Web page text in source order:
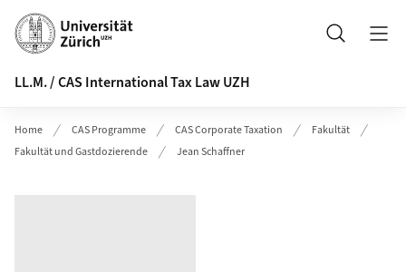
Header
Suche
LL.M. / CAS International Tax Law UZH
Home CAS Programme CAS Corporate Taxation
Fakultät
Fakultät und Gastdozierende
Jean Schaffner